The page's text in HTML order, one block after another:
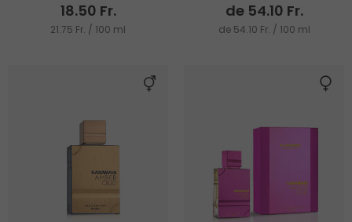
18.50 Fr.
21.75 Fr. / 100 ml
de 54.10 Fr.
de 54.10 Fr. / 100 ml